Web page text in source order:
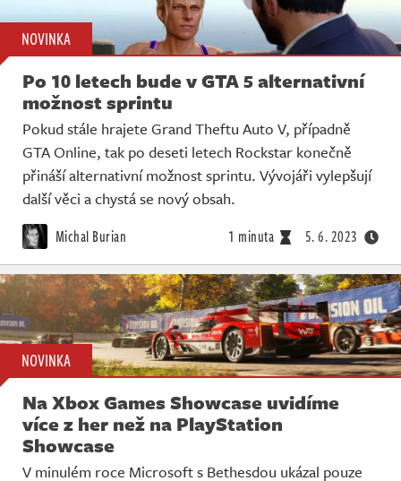
NOVINKA
Po 10 letech bude v GTA 5 alternativní
možnost sprintu
Pokud stále hrajete Grand Theftu Auto V, případně
GTA Online, tak po deseti letech Rockstar konečně
přináší alternativní možnost sprintu. Vývojáři vylepšují
další věci a chystá se nový obsah.
Michal Burian 1 minuta 5. 6. 2023
NOVINKA
Na Xbox Games Showcase uvidíme
více z her než na PlayStation
Showcase
V minulém roce Microsoft s Bethesdou ukázal pouze